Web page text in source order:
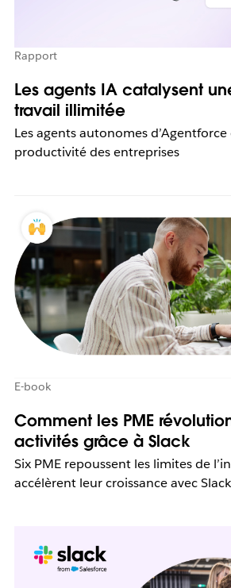
Rapport
Les agents IA catalysent
travail illimitée
Les agents autonomes
productivité des entreprises
E-book
Comment les PME
activités grâce à Slack
Six PME repoussent les limites de
accélèrent leur croissance avec Slack